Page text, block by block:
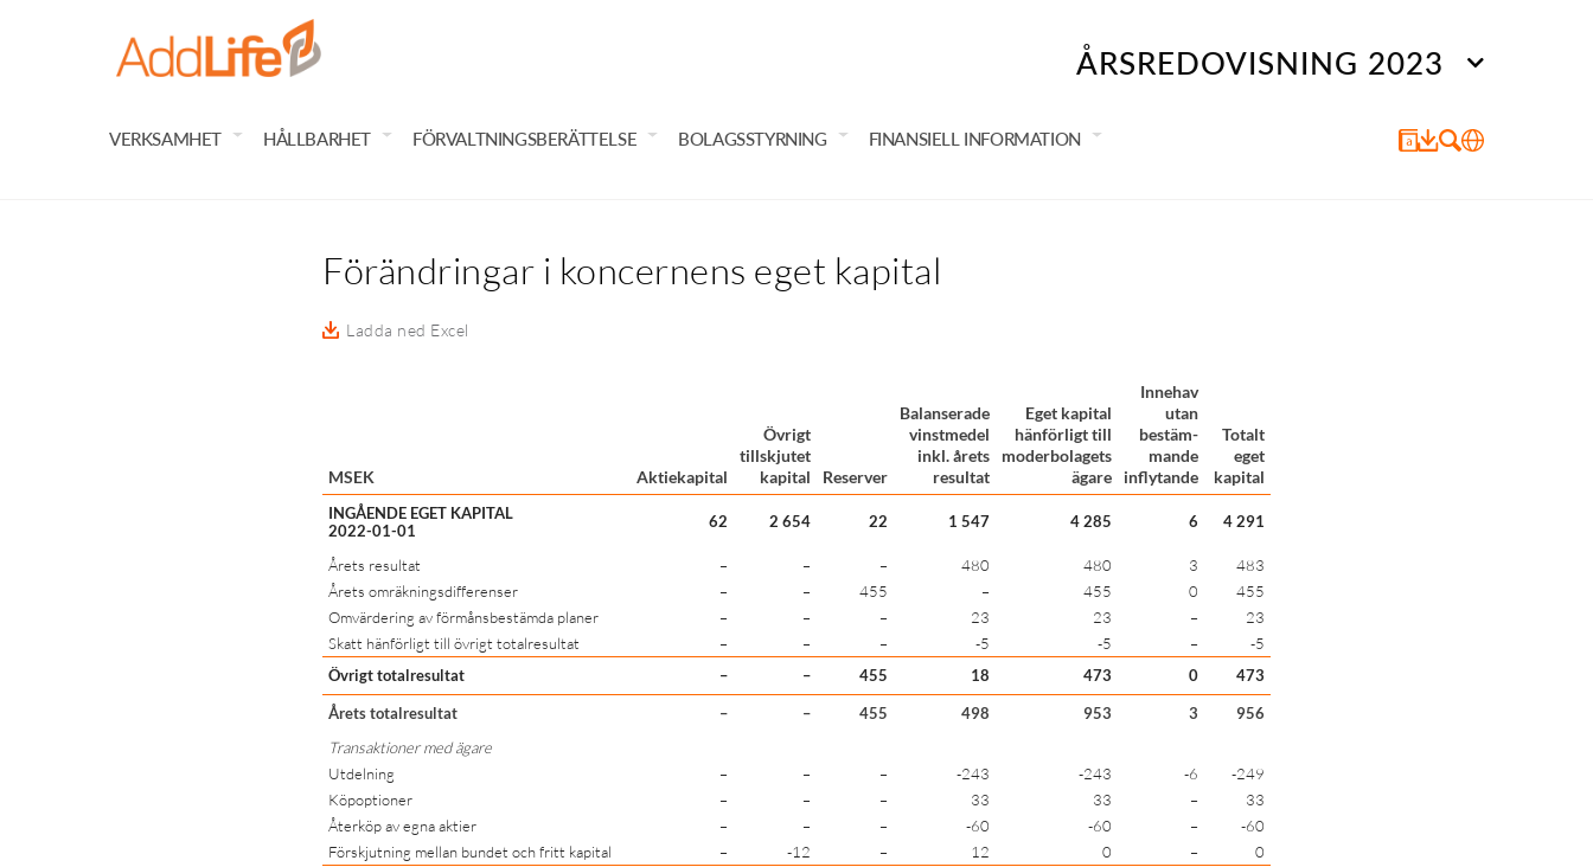
ÅRSREDOVISNING 2023
VERKSAMHET HÅLLBARHET FÖRVALTNINGSBERÄTTELSE BOLAGSSTYRNING FINANSIELL INFORMATION
Förändringar i koncernens eget kapital
Ladda ned Excel
MSEK Aktiekapital
Övrigt
tillskjutet
kapital
Reserver
Balanserade
vinstmedel
inkl. årets
resultat
Eget kapital
hänförligt till
moderbolagets
ägare
Innehav
utan
bestäm-
mande
inflytande
Totalt
eget
kapital
INGÅENDE EGET KAPITAL
2022-01-01
62 2 654 22 1 547 4 285 6 4 291
Årets resultat – – – 480 480 3
483
Årets omräkningsdifferenser
– – 455 – 455 0
455
Omvärdering av förmånsbestämda planer
– – – 23 23 –
23
Skatt hänförligt till övrigt totalresultat
– – – -5 -5 –
-5
Övrigt totalresultat
– – 455 18 473 0
473
Årets totalresultat
– – 455 498 953 3
956
Transaktioner med ägare
Utdelning
– – – -243 -243 -6
-249
Köpoptioner
– – – 33 33 –
33
Återköp av egna aktier
– – – -60 -60 –
-60
Förskjutning mellan bundet och fritt kapital
– -12 – 12 0 –
0